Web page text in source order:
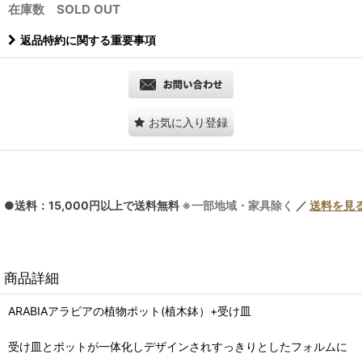
在庫数 SOLD OUT
返品特約に関する重要事項
お気に入り登録
●送料：15,000円以上で送料無料 ※一部地域・家具除く ／ 送料を見
商品詳細
ARABIAアラビアの植物ポット(植木鉢）+受け皿
受け皿とポットが一体化しデザインされすっきりとしたフォルムに